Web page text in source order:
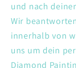
und nach
Wir
innerhalb von
uns um dein
Diamond